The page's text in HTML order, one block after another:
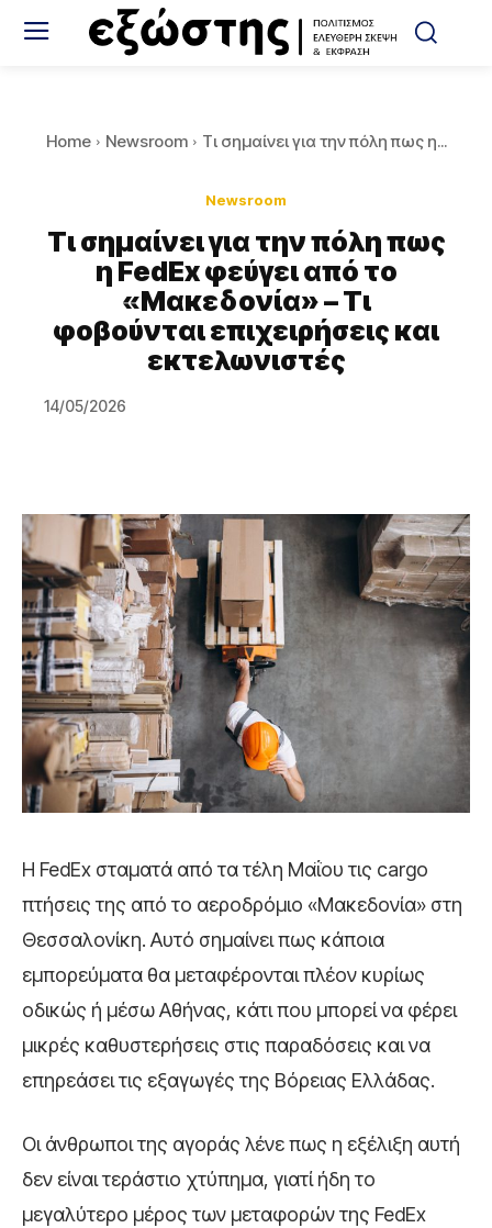
Home Newsroom Τι σημαίνει για την πόλη πως η...
Newsroom
Τι σημαίνει για την πόλη πως
η FedEx φεύγει από το
«Μακεδονία» – Τι
φοβούνται επιχειρήσεις και
εκτελωνιστές
14/05/2026
Η FedEx σταματά από τα τέλη Μαΐου τις cargo
πτήσεις της από το αεροδρόμιο «Μακεδονία» στη
Θεσσαλονίκη. Αυτό σημαίνει πως κάποια
εμπορεύματα θα μεταφέρονται πλέον κυρίως
οδικώς ή μέσω Αθήνας, κάτι που μπορεί να φέρει
μικρές καθυστερήσεις στις παραδόσεις και να
επηρεάσει τις εξαγωγές της Βόρειας Ελλάδας.
Οι άνθρωποι της αγοράς λένε πως η εξέλιξη αυτή
δεν είναι τεράστιο χτύπημα, γιατί ήδη το
μεγαλύτερο μέρος των μεταφορών της FedEx